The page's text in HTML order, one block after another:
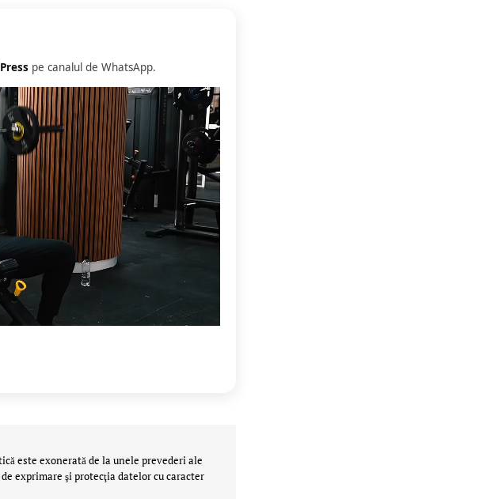
pe canalul de WhatsApp.
este exonerată de la unele prevederi ale
exprimare şi protecţia datelor cu caracter